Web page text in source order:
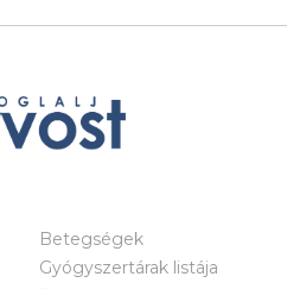
Betegségek
Gyógyszertárak listája